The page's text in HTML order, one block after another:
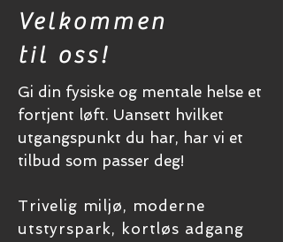
Velkommen
til oss!
Gi din fysiske og mentale helse et
fortjent løft. Uansett hvilket
utgangspunkt du har, har vi et
tilbud som passer deg!
Trivelig miljø, moderne
utstyrspark, kortløs adgang